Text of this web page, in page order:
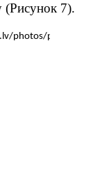
(Рисунок 7).